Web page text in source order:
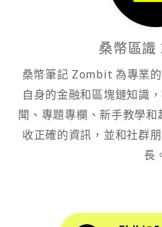
桑幣區
桑幣筆記 Zombit 為專業
自身的金融和區塊鏈知識
聞、專題專欄、新手教學
收正確的資訊，並和社群
長